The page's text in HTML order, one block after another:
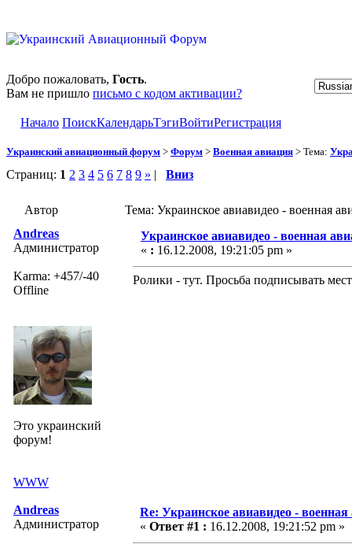
Добро пожаловать, Гость.
Вам не пришло письмо с кодом активации?
Начало ПоискКалендарьТэгиВойтиРегистрация
Украинский авиационный форум > Форум > Военная авиация > Тема:
Страниц: 1 2 3 4 5 6 7 8 9 » | Вниз
Автор
Тема: Украинское авиавидео - военная
Andreas
Администратор
Karma: +457/-40
Offline
Это украинский
форум!
WWW
Украинское авиавидео - военная
« : 16.12.2008, 19:21:05 pm »
Ролики - тут. Просьба подписывать
Andreas
Администратор
Re: Украинское авиавидео -
« Ответ #1 : 16.12.2008, 19:21:52 pm »